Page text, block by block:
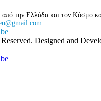
την Ελλάδα και τον Κόσμο
Designed and